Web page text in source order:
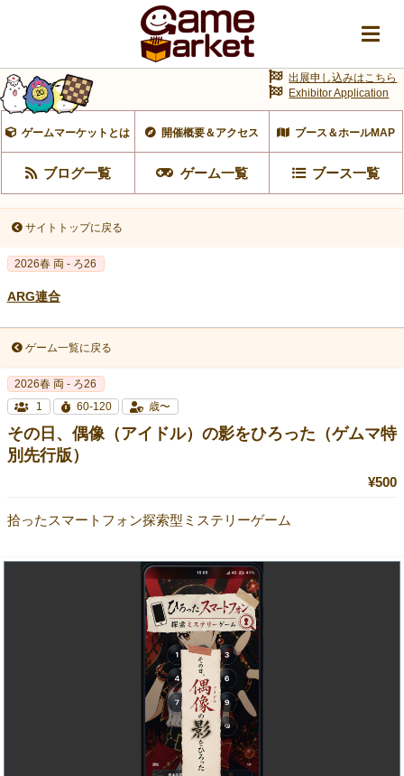
ゲームマーケットとは 開催概要＆アクセス ブース＆ホールMAP
ブログ一覧 ゲーム一覧 ブース一覧
出展申し込みはこちら
Exhibitor Application
サイトトップに戻る
2026春 両 - ろ26
ARG連合
ゲーム一覧に戻る
2026春 両 - ろ26
1
60-120 歳〜
その日、偶像（アイドル）の影をひろった（ゲムマ特
別先行版）
¥500
拾ったスマートフォン探索型ミステリーゲーム